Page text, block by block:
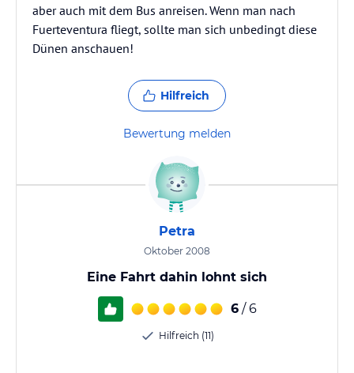
aber auch mit dem Bus anreisen. Wenn man nach
Fuerteventura fliegt, sollte man sich unbedingt diese
Dünen anschauen!
Hilfreich
Bewertung melden
Petra
Oktober 2008
Eine Fahrt dahin lohnt sich
6 / 6
Hilfreich (11)